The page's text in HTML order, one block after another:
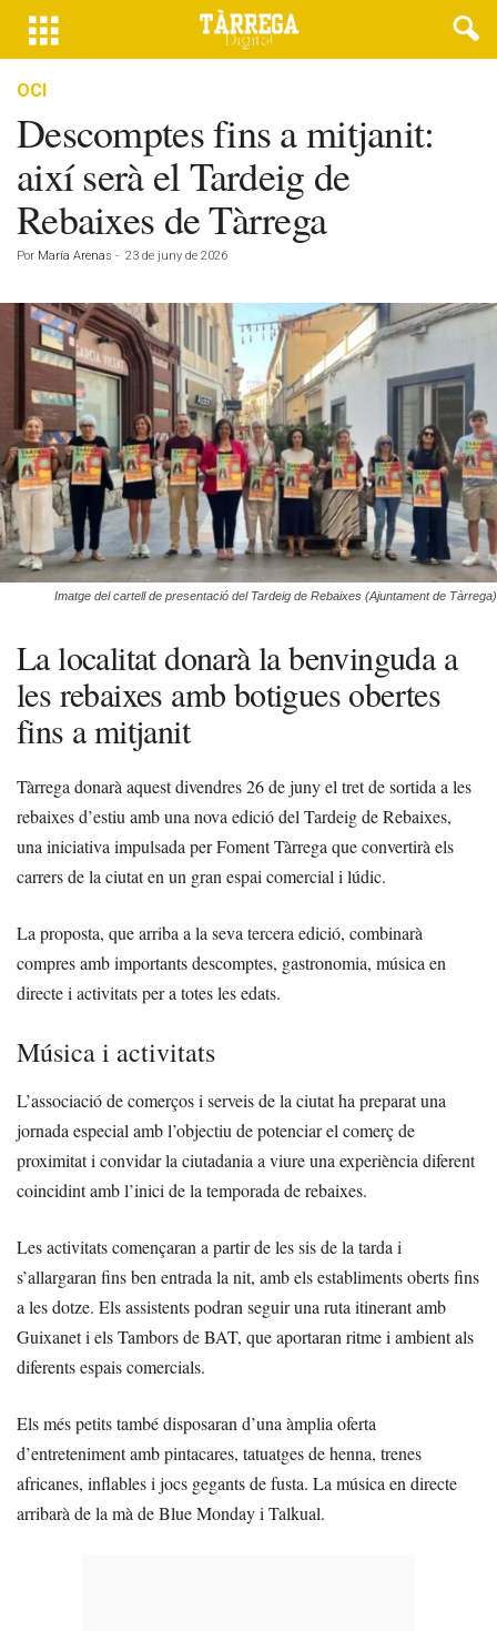
OCI
Descomptes fins a mitjanit:
així serà el Tardeig de
Rebaixes de Tàrrega
Por María Arenas - 23 de juny de 2026
Imatge del cartell de presentació del Tardeig de Rebaixes (Ajuntament de Tàrrega)
La localitat donarà la benvinguda a
les rebaixes amb botigues obertes
fins a mitjanit
Tàrrega donarà aquest divendres 26 de juny el tret de sortida a les
rebaixes d’estiu amb una nova edició del Tardeig de Rebaixes,
una iniciativa impulsada per Foment Tàrrega que convertirà els
carrers de la ciutat en un gran espai comercial i lúdic.
La proposta, que arriba a la seva tercera edició, combinarà
compres amb importants descomptes, gastronomia, música en
directe i activitats per a totes les edats.
Música i activitats
L’associació de comerços i serveis de la ciutat ha preparat una
jornada especial amb l’objectiu de potenciar el comerç de
proximitat i convidar la ciutadania a viure una experiència diferent
coincidint amb l’inici de la temporada de rebaixes.
Les activitats començaran a partir de les sis de la tarda i
s’allargaran fins ben entrada la nit, amb els establiments oberts fins
a les dotze. Els assistents podran seguir una ruta itinerant amb
Guixanet i els Tambors de BAT, que aportaran ritme i ambient als
diferents espais comercials.
Els més petits també disposaran d’una àmplia oferta
d’entreteniment amb pintacares, tatuatges de henna, trenes
africanes, inflables i jocs gegants de fusta. La música en directe
arribarà de la mà de Blue Monday i Talkual.